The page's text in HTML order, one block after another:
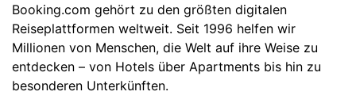
Booking.com gehört zu den größten digitalen
Reiseplattformen weltweit. Seit 1996 helfen wir
Millionen von Menschen, die Welt auf ihre Weise zu
entdecken – von Hotels über Apartments bis hin zu
besonderen Unterkünften.